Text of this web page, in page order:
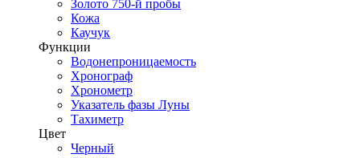
Золото 750-й пробы
Кожа
Каучук
Функции
Водонепроницаемость
Хронограф
Хронометр
Указатель фазы Луны
Тахиметр
Цвет
Черный